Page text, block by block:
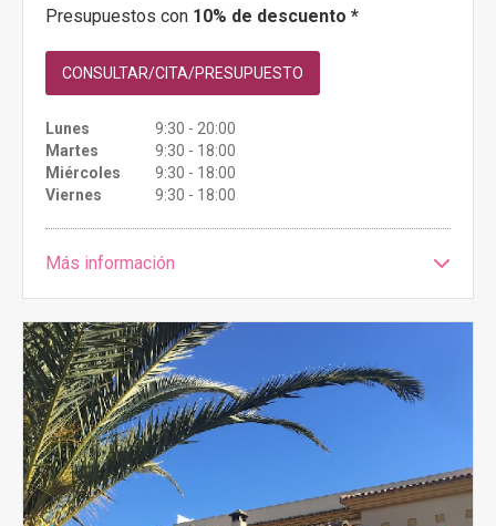
Presupuestos con 10% de descuento *
CONSULTAR/CITA/PRESUPUESTO
Lunes
9:30 - 20:00
Martes
9:30 - 18:00
Miércoles
9:30 - 18:00
Viernes
9:30 - 18:00
Más información